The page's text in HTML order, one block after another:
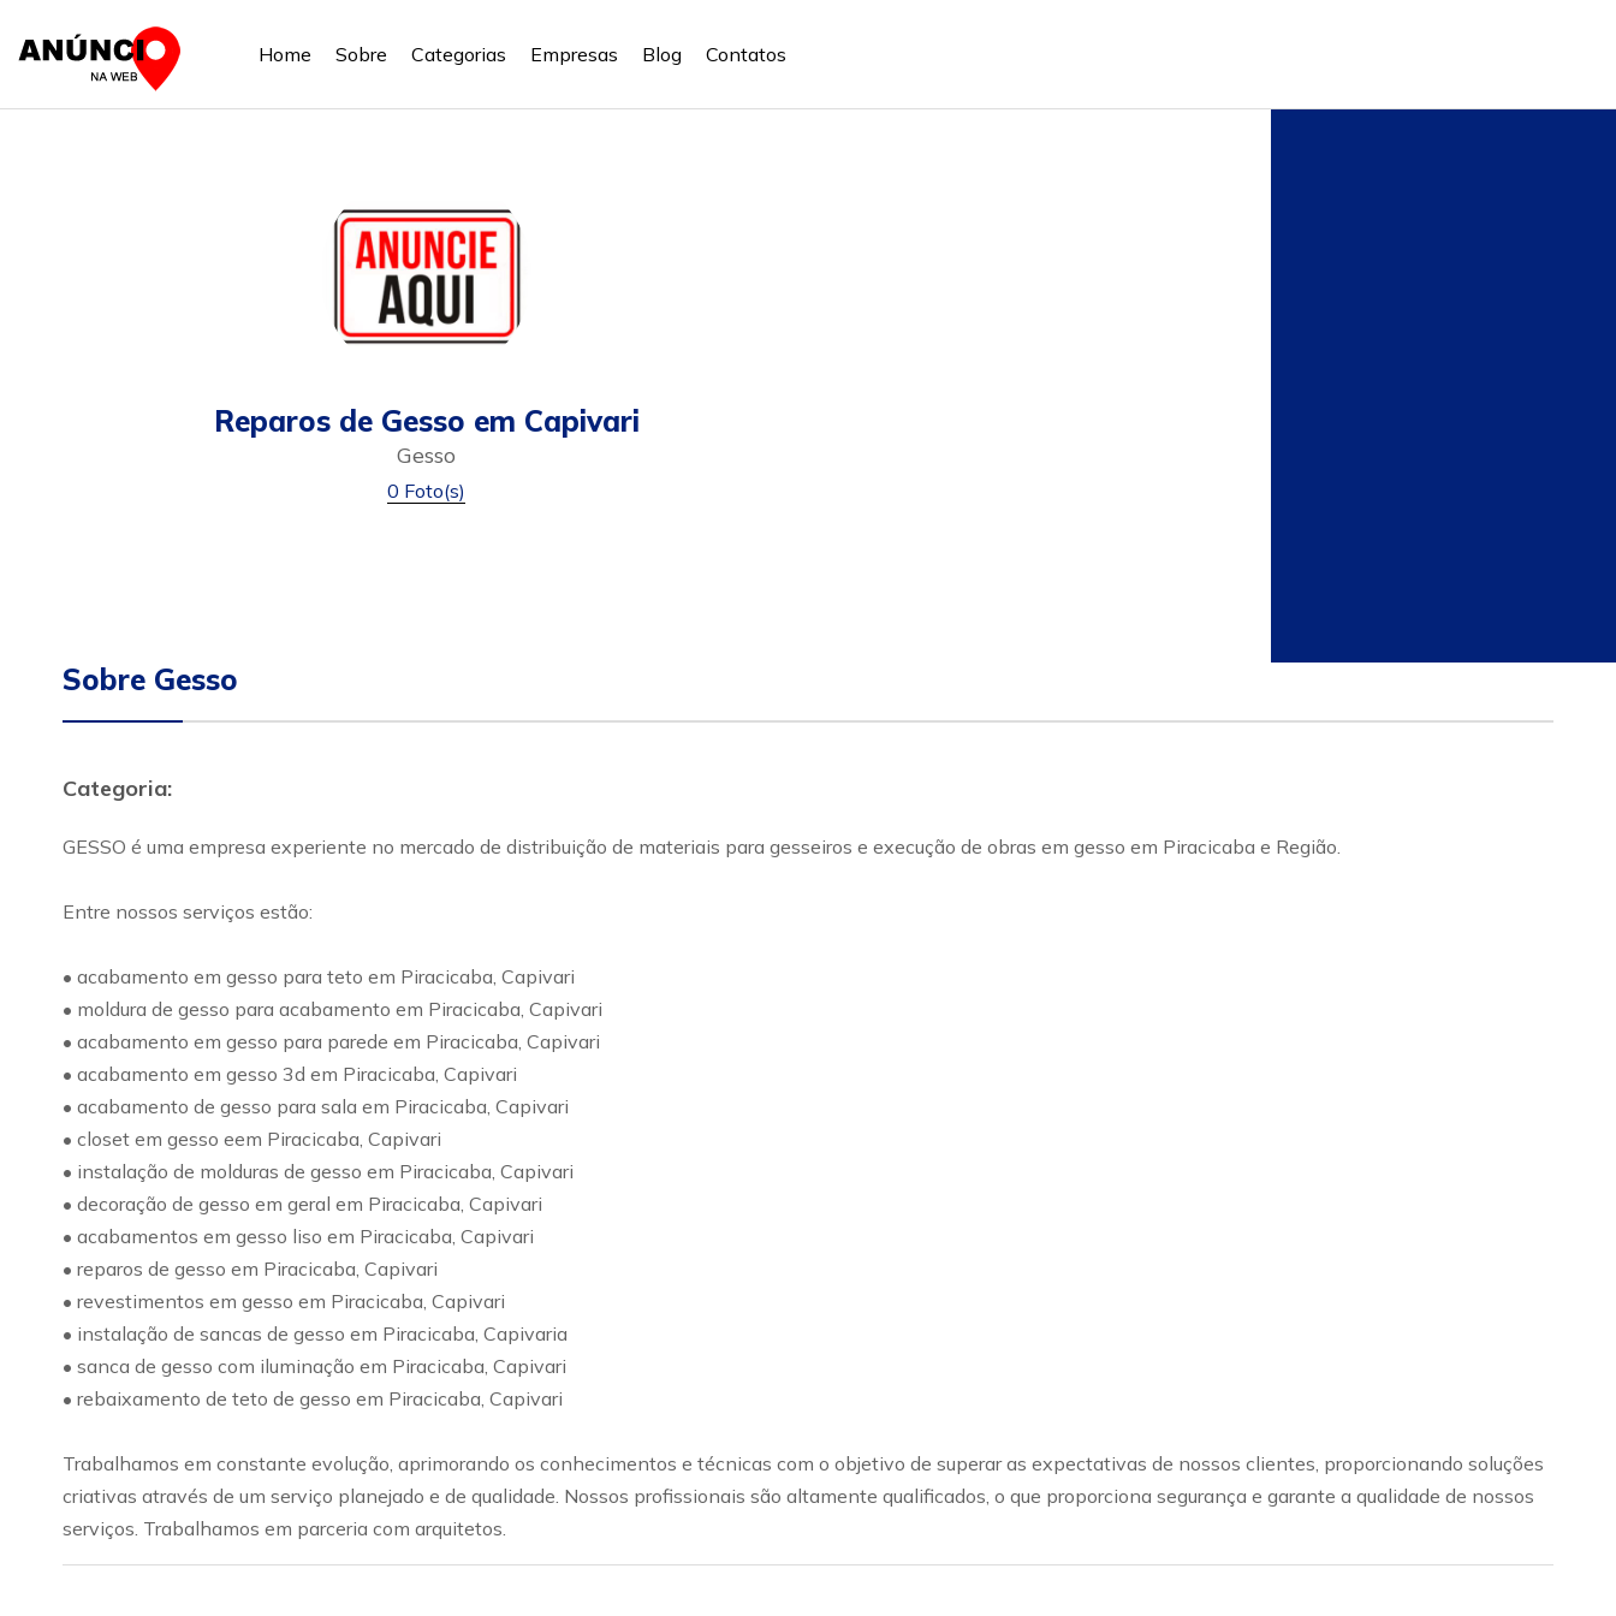
Home Sobre Categorias Empresas Blog Contatos
Reparos de Gesso em Capivari
Gesso
0 Foto(s)
Sobre Gesso
Categoria:
GESSO é uma empresa experiente no mercado de distribuição de materiais para gesseiros e execução de obras em gesso em Piracicaba e Região.
Entre nossos serviços estão:
• acabamento em gesso para teto em Piracicaba, Capivari
• moldura de gesso para acabamento em Piracicaba, Capivari
• acabamento em gesso para parede em Piracicaba, Capivari
• acabamento em gesso 3d em Piracicaba, Capivari
• acabamento de gesso para sala em Piracicaba, Capivari
• closet em gesso eem Piracicaba, Capivari
• instalação de molduras de gesso em Piracicaba, Capivari
• decoração de gesso em geral em Piracicaba, Capivari
• acabamentos em gesso liso em Piracicaba, Capivari
• reparos de gesso em Piracicaba, Capivari
• revestimentos em gesso em Piracicaba, Capivari
• instalação de sancas de gesso em Piracicaba, Capivaria
• sanca de gesso com iluminação em Piracicaba, Capivari
• rebaixamento de teto de gesso em Piracicaba, Capivari
Trabalhamos em constante evolução, aprimorando os conhecimentos e técnicas com o objetivo de superar as expectativas de nossos clientes, proporcionando soluções
criativas através de um serviço planejado e de qualidade. Nossos profissionais são altamente qualificados, o que proporciona segurança e garante a qualidade de nossos
serviços. Trabalhamos em parceria com arquitetos.